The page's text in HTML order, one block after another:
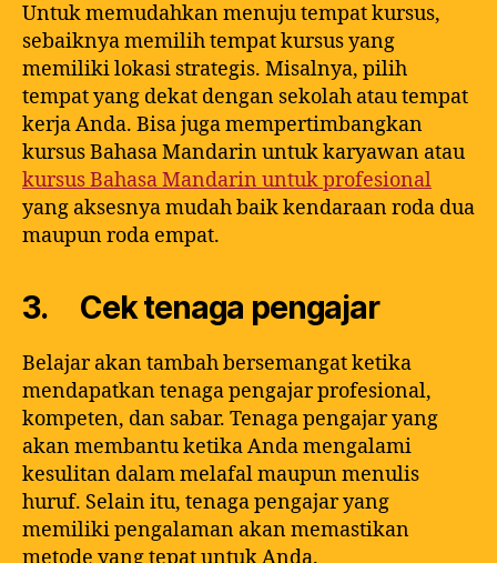
Untuk memudahkan menuju tempat kursus,
sebaiknya memilih tempat kursus yang
memiliki lokasi strategis. Misalnya, pilih
tempat yang dekat dengan sekolah atau tempat
kerja Anda. Bisa juga mempertimbangkan
kursus Bahasa Mandarin untuk karyawan atau
kursus Bahasa Mandarin untuk profesional
yang aksesnya mudah baik kendaraan roda dua
maupun roda empat.
3. Cek tenaga pengajar
Belajar akan tambah bersemangat ketika
mendapatkan tenaga pengajar profesional,
kompeten, dan sabar. Tenaga pengajar yang
akan membantu ketika Anda mengalami
kesulitan dalam melafal maupun menulis
huruf. Selain itu, tenaga pengajar yang
memiliki pengalaman akan memastikan